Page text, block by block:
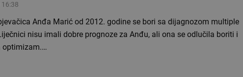
Anđa Marić od 2012. godine se bori sa dijagnozom multiple
nisu imali dobre prognoze za Anđu, ali ona se odlučila boriti i
optimizam.…